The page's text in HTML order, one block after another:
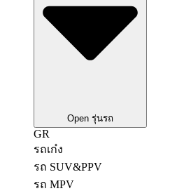
Open รุ่นรถ
GR
รถเก๋ง
รถ SUV&PPV
รถ MPV